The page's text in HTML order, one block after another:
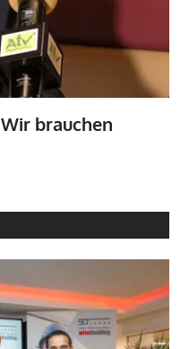
Wir brauchen